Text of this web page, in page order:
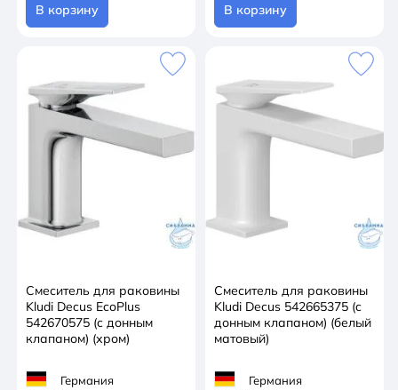
В корзину В корзину
Смеситель для раковины
Kludi Decus EcoPlus
542670575 (c донным
клапаном) (хром)
Германия
Смеситель для раковины
Kludi Decus 542665375 (c
донным клапаном) (белый
матовый)
Германия